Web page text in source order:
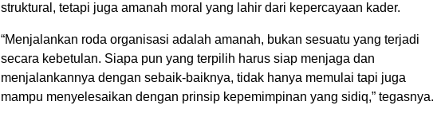
struktural, tetapi juga amanah moral yang lahir dari kepercayaan kader.
“Menjalankan roda organisasi adalah amanah, bukan sesuatu yang terjadi
secara kebetulan. Siapa pun yang terpilih harus siap menjaga dan
menjalankannya dengan sebaik-baiknya, tidak hanya memulai tapi juga
mampu menyelesaikan dengan prinsip kepemimpinan yang sidiq,” tegasnya.